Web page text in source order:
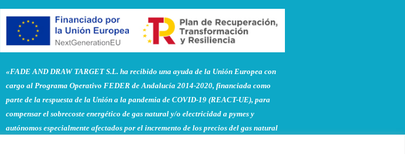
«FADE AND DRAW TARGET S.L. ha recibido una ayuda de la Unión Europea con
cargo al Programa Operativo FEDER de Andalucía 2014-2020, financiada como
parte de la respuesta de la Unión a la pandemia de COVID-19 (REACT-UE), para
compensar el sobrecoste energético de gas natural y/o electricidad a pymes y
autónomos especialmente afectados por el incremento de los precios del gas natural